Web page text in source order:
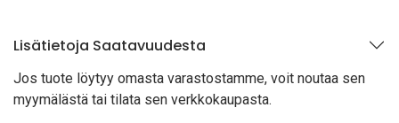
Lisätietoja Saatavuudesta
Jos tuote löytyy omasta varastostamme, voit noutaa sen
myymälästä tai tilata sen verkkokaupasta.